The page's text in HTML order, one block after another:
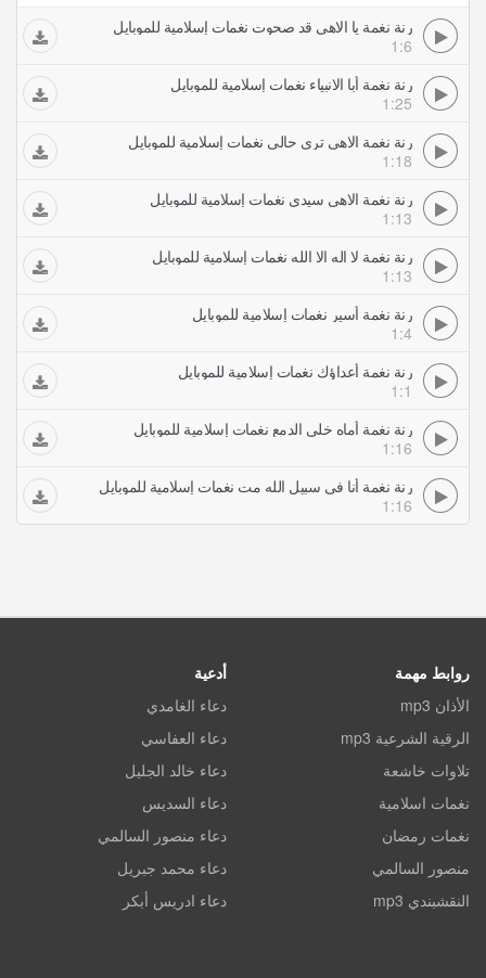
رنة نغمة يا الاهي قد صحوت نغمات إسلامية للموبايل
1:6
رنة نغمة أبا الانبياء نغمات إسلامية للموبايل
1:25
رنة نغمة الاهي ترى حالي نغمات إسلامية للموبايل
1:18
رنة نغمة الاهي سيدي نغمات إسلامية للموبايل
1:13
رنة نغمة لا اله الا الله نغمات إسلامية للموبايل
1:13
رنة نغمة أسير نغمات إسلامية للموبايل
1:4
رنة نغمة أعداؤك نغمات إسلامية للموبايل
1:1
رنة نغمة أماه خلي الدمع نغمات إسلامية للموبايل
1:16
رنة نغمة أنا في سبيل الله مت نغمات إسلامية للموبايل
1:16
روابط مهمة
الأذان mp3
الرقية الشرعية mp3
تلاوات خاشعة
نغمات اسلامية
نغمات رمضان
منصور السالمي
النقشبندي mp3
أدعية
دعاء الغامدي
دعاء العفاسي
دعاء خالد الجليل
دعاء السديس
دعاء منصور السالمي
دعاء محمد جبريل
دعاء ادريس أبكر